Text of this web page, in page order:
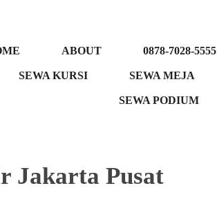
ABOUT 0878-7028-5555
SEWA KURSI SEWA MEJA
SEWA PODIUM
Jakarta Pusat